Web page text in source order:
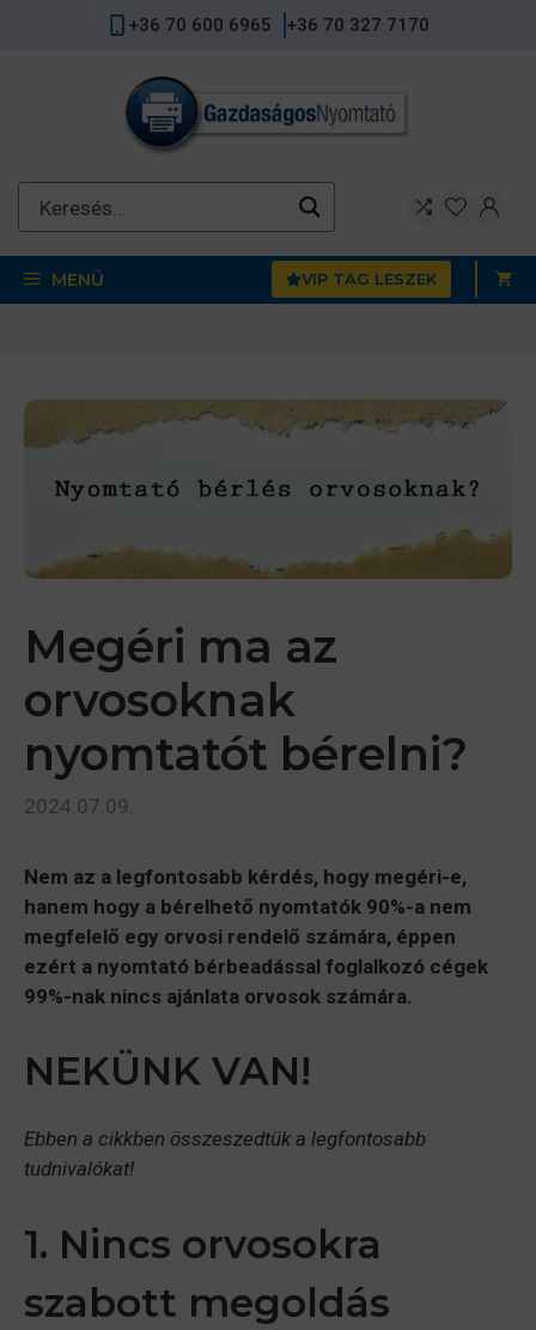
+36 70 600 6965 +36 70 327 7170
MENÜ VIP TAG LESZEK
Megéri ma az
orvosoknak
nyomtatót bérelni?
2024.07.09.
Nem az a legfontosabb kérdés, hogy megéri-e,
hanem hogy a bérelhető nyomtatók 90%-a nem
megfelelő egy orvosi rendelő számára, éppen
ezért a nyomtató bérbeadással foglalkozó cégek
99%-nak nincs ajánlata orvosok számára.
NEKÜNK VAN!
Ebben a cikkben összeszedtük a legfontosabb
tudnivalókat!
1. Nincs orvosokra
szabott megoldás